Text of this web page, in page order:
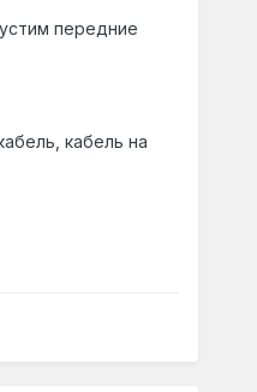
передние
кабель на